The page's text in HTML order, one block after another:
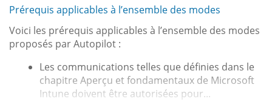
Prérequis applicables à l’ensemble des modes
Voici les prérequis applicables à l’ensemble des modes
proposés par Autopilot :
Les communications telles que définies dans le
chapitre Aperçu et fondamentaux de Microsoft
Intune doivent être autorisées pour...